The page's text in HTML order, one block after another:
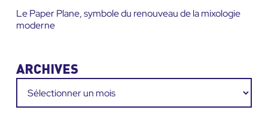
Le Paper Plane, symbole du renouveau de la mixologie
moderne
ARCHIVES
Archives